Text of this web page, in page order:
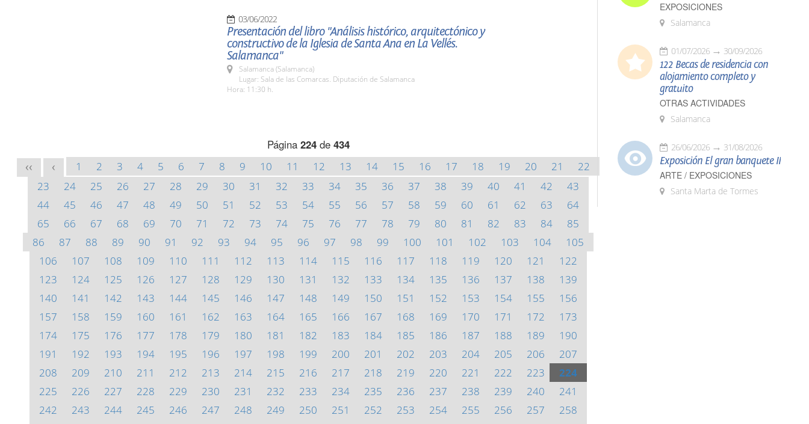
03/06/2022
Presentación del libro "Análisis histórico, arquitectónico y
constructivo de la Iglesia de Santa Ana en La Vellés.
Salamanca"
Salamanca (Salamanca)
Lugar: Sala de las Comarcas. Diputación de Salamanca
Hora: 11:30 h.
Página 224de 434
<< < 1 2 3 4 5 6 7 8 9 10 11 12 13 14 15 16 17 18 19 20 21
22
23
24 25 26 27 28 29 30 31 32 33 34 35 36 37 38 39 40 41 42
43
44
45 46 47 48 49 50 51 52 53 54 55 56 57 58 59 60 61 62 63
64
65
66 67 68 69 70 71 72 73 74 75 76 77 78 79 80 81 82 83 84
85
86
87 88 89 90 91 92 93 94 95 96 97 98 99 100 101 102 103 104
105
106
107 108 109 110 111 112 113 114 115 116 117 118 119 120 121
122
123
124 125 126 127 128 129 130 131 132 133 134 135 136 137 138
139
140
141 142 143 144 145 146 147 148 149 150 151 152 153 154 155
156
157
158 159 160 161 162 163 164 165 166 167 168 169 170 171 172
173
174
175 176 177 178 179 180 181 182 183 184 185 186 187 188 189
190
191
192 193 194 195 196 197 198 199 200 201 202 203 204 205 206
207
208
209 210 211 212 213 214 215 216 217 218 219 220 221 222 223
224
225
226 227 228 229 230 231 232 233 234 235 236 237 238 239 240
241
242
243 244 245 246 247 248 249 250 251 252 253 254 255 256 257
258
EXPOSICIONES
Salamanca
01/07/2026 30/09/2026
122 Becas de residencia con
alojamiento completo y
gratuito
OTRAS ACTIVIDADES
Salamanca
26/06/2026 31/08/2026
Exposición El gran banquete II
ARTE / EXPOSICIONES
Santa Marta de Tormes